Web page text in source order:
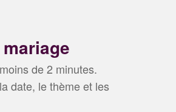
de 2 minutes.
date, le thème et les